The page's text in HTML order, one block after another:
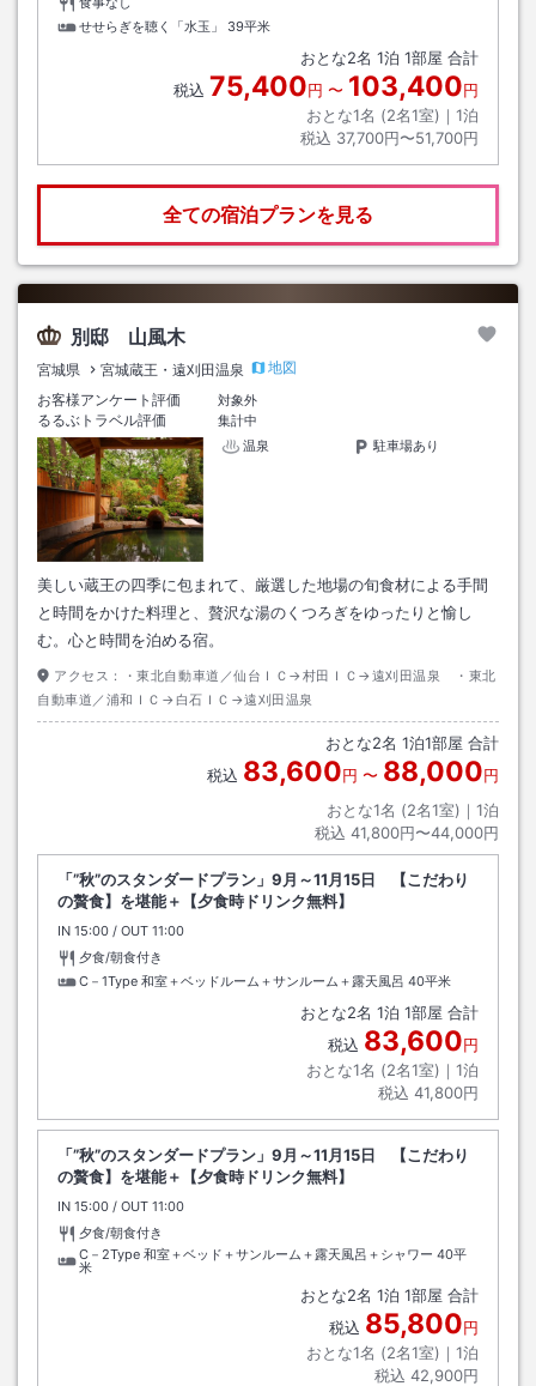
せせらぎを聴く「水玉」
39平米
おとな2名 1泊 1部屋 合計
税込 75,400円 〜 103,400円
おとな1名 (2名1室)｜ 1泊
税込 37,700円〜51,700円
全ての宿泊プランを見る
別邸 山風木
宮城県 宮城蔵王・遠刈田温泉
地図
お客様アンケート評価
対象外
るるぶトラベル評価
集計中
温泉
駐車場あり
美しい蔵王の四季に包まれて、厳選した地場の旬食材による手間
と時間をかけた料理と、贅沢な湯のくつろぎをゆったりと愉し
む。心と時間を泊める宿。
アクセス：
・東北自動車道／仙台ＩＣ→村田ＩＣ→遠刈田温泉 ・東北
自動車道／浦和ＩＣ→白石ＩＣ→遠刈田温泉
おとな2名 1泊1部屋 合計
税込 83,600円 〜 88,000円
おとな1名 (2名1室)｜ 1泊
税込 41,800円〜44,000円
「”秋”のスタンダードプラン」9月～11月15日 【こだわり
の贅食】を堪能＋【夕食時ドリンク無料】
IN チェックイン
15:00 / OUT チェックアウト
11:00
夕食/朝食付き
C－1Type 和室＋ベッドルーム＋サンルーム＋露天風呂 40平米
おとな2名 1泊 1部屋 合計
税込 83,600円
おとな1名 (2名1室)｜ 1泊
税込 41,800円
「”秋”のスタンダードプラン」9月～11月15日 【こだわり
の贅食】を堪能＋【夕食時ドリンク無料】
IN チェックイン
15:00 / OUT チェックアウト
11:00
夕食/朝食付き
C－2Type 和室＋ベッド＋サンルーム＋露天風呂＋シャワー 40平
米
おとな2名 1泊 1部屋 合計
税込 85,800円
おとな1名 (2名1室)｜ 1泊
税込 42,900円